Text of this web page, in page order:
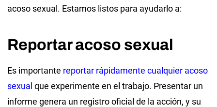
acoso sexual. Estamos listos para ayudarlo a:
Reportar acoso sexual
Es importante reportar rápidamente cualquier acoso
sexual que experimente en el trabajo. Presentar un
informe genera un registro oficial de la acción, y su